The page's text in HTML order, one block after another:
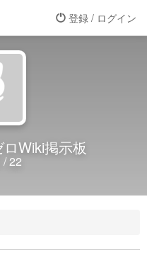
登録 / ログイン
Wiki掲示板
22